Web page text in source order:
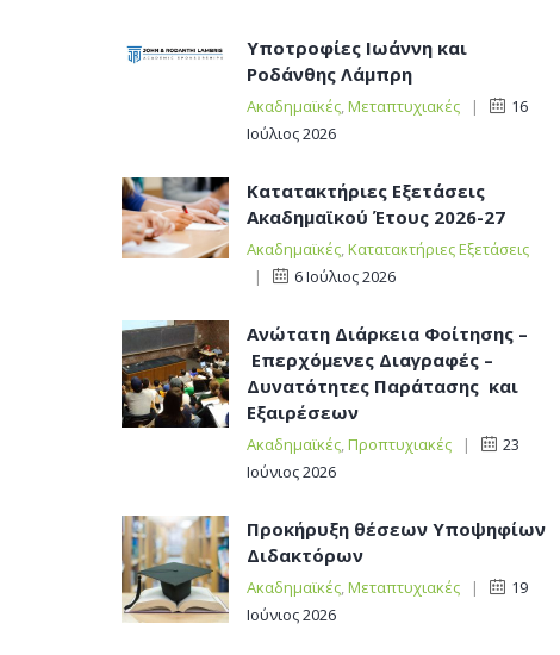
Υποτροφίες Ιωάννη και
Ροδάνθης Λάμπρη
Ακαδημαϊκές,Μεταπτυχιακές |
16
Ιούλιος 2026
Κατατακτήριες Εξετάσεις
Ακαδημαϊκού Έτους 2026-27
Ακαδημαϊκές,Κατατακτήριες Εξετάσεις
|
6 Ιούλιος 2026
Ανώτατη Διάρκεια Φοίτησης –
Επερχόμενες Διαγραφές –
Δυνατότητες Παράτασης και
Εξαιρέσεων
Ακαδημαϊκές,Προπτυχιακές |
23
Ιούνιος 2026
Προκήρυξη θέσεων Υποψηφίων
Διδακτόρων
Ακαδημαϊκές,Μεταπτυχιακές |
19
Ιούνιος 2026